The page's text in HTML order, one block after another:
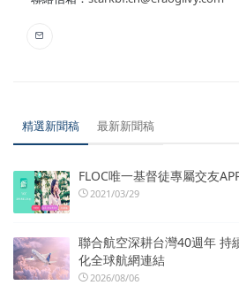
精選新聞稿 最新新聞稿
FLOC唯一基督徒專屬交友
2021/03/29
聯合航空深耕台灣40週年 持
化全球航網連結
2026/08/06